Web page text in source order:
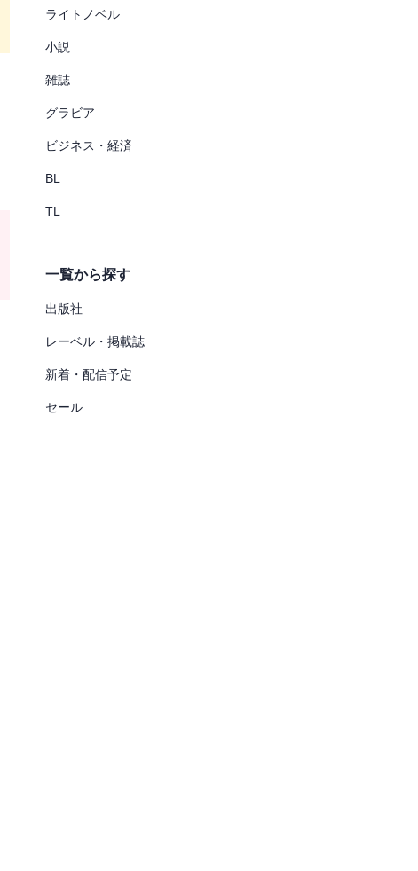
ライトノベル
小説
雑誌
グラビア
ビジネス・経済
BL
TL
一覧から探す
出版社
レーベル・掲載誌
新着・配信予定
セール